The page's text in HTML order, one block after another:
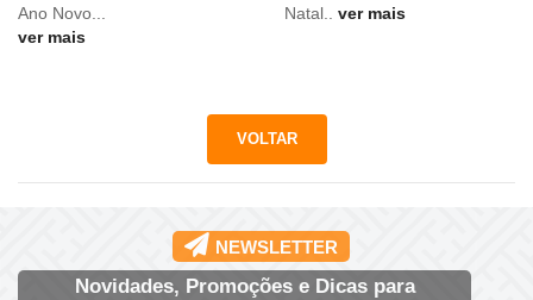
Ano Novo...
ver mais
Natal..
ver mais
NEWSLETTER
Novidades, Promoções e Dicas para